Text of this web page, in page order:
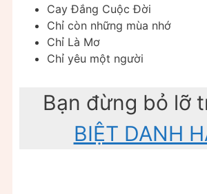
Cay Đắng Cuộc Đời
Chỉ còn những mùa nhớ
Chỉ Là Mơ
Chỉ yêu một người
Bạn đừng bỏ lỡ
BIỆT DANH